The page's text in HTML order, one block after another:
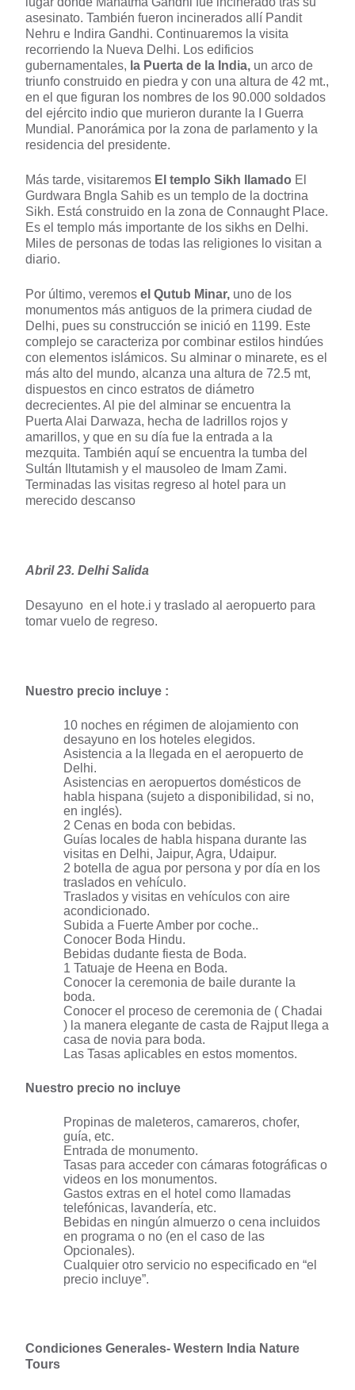
asesinato. También fueron incinerados allí Pandit
Nehru e Indira Gandhi. Continuaremos la visita
recorriendo la Nueva Delhi. Los edificios
gubernamentales, la Puerta de la India, un arco de
triunfo construido en piedra y con una altura de 42 mt.,
en el que figuran los nombres de los 90.000 soldados
del ejército indio que murieron durante la I Guerra
Mundial. Panorámica por la zona de parlamento y la
residencia del presidente.
Más tarde, visitaremos El templo Sikh llamado El
Gurdwara Bngla Sahib es un templo de la doctrina
Sikh. Está construido en la zona de Connaught Place.
Es el templo más importante de los sikhs en Delhi.
Miles de personas de todas las religiones lo visitan a
diario.
Por último, veremos el Qutub Minar, uno de los
monumentos más antiguos de la primera ciudad de
Delhi, pues su construcción se inició en 1199. Este
complejo se caracteriza por combinar estilos hindúes
con elementos islámicos. Su alminar o minarete, es el
más alto del mundo, alcanza una altura de 72.5 mt,
dispuestos en cinco estratos de diámetro
decrecientes. Al pie del alminar se encuentra la
Puerta Alai Darwaza, hecha de ladrillos rojos y
amarillos, y que en su día fue la entrada a la
mezquita. También aquí se encuentra la tumba del
Sultán Iltutamish y el mausoleo de Imam Zami.
Terminadas las visitas regreso al hotel para un
merecido descanso
Abril 23. Delhi Salida
Desayuno en el hote.i y traslado al aeropuerto para
tomar vuelo de regreso.
Nuestro precio incluye :
10 noches en régimen de alojamiento con
desayuno en los hoteles elegidos.
Asistencia a la llegada en el aeropuerto de
Delhi.
Asistencias en aeropuertos domésticos de
habla hispana (sujeto a disponibilidad, si no,
en inglés).
2 Cenas en boda con bebidas.
Guías locales de habla hispana durante las
visitas en Delhi, Jaipur, Agra, Udaipur.
2 botella de agua por persona y por día en los
traslados en vehículo.
Traslados y visitas en vehículos con aire
acondicionado.
Subida a Fuerte Amber por coche..
Conocer Boda Hindu.
Bebidas dudante fiesta de Boda.
1 Tatuaje de Heena en Boda.
Conocer la ceremonia de baile durante la
boda.
Conocer el proceso de ceremonia de ( Chadai
) la manera elegante de casta de Rajput llega a
casa de novia para boda.
Las Tasas aplicables en estos momentos.
Nuestro precio no incluye
Propinas de maleteros, camareros, chofer,
guía, etc.
Entrada de monumento.
Tasas para acceder con cámaras fotográficas o
videos en los monumentos.
Gastos extras en el hotel como llamadas
telefónicas, lavandería, etc.
Bebidas en ningún almuerzo o cena incluidos
en programa o no (en el caso de las
Opcionales).
Cualquier otro servicio no especificado en “el
precio incluye”.
Condiciones Generales- Western India Nature
Tours